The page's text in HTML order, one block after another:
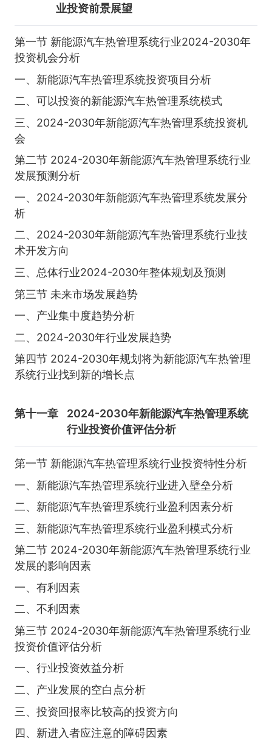
业投资前景展望
第一节 新能源汽车热管理系统行业2024-2030年
投资机会分析
一、新能源汽车热管理系统投资项目分析
二、可以投资的新能源汽车热管理系统模式
三、2024-2030年新能源汽车热管理系统投资机
会
第二节 2024-2030年新能源汽车热管理系统行业
发展预测分析
一、2024-2030年新能源汽车热管理系统发展分
析
二、2024-2030年新能源汽车热管理系统行业技
术开发方向
三、总体行业2024-2030年整体规划及预测
第三节 未来市场发展趋势
一、产业集中度趋势分析
二、2024-2030年行业发展趋势
第四节 2024-2030年规划将为新能源汽车热管理
系统行业找到新的增长点
第十一章
2024-2030年新能源汽车热管理系统
行业投资价值评估分析
第一节 新能源汽车热管理系统行业投资特性分析
一、新能源汽车热管理系统行业进入壁垒分析
二、新能源汽车热管理系统行业盈利因素分析
三、新能源汽车热管理系统行业盈利模式分析
第二节 2024-2030年新能源汽车热管理系统行业
发展的影响因素
一、有利因素
二、不利因素
第三节 2024-2030年新能源汽车热管理系统行业
投资价值评估分析
一、行业投资效益分析
二、产业发展的空白点分析
三、投资回报率比较高的投资方向
四、新进入者应注意的障碍因素